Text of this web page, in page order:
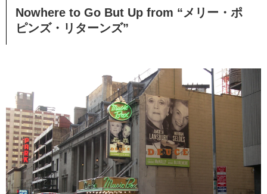
Nowhere to Go But Up from “メリー・ポ
ピンズ・リターンズ”